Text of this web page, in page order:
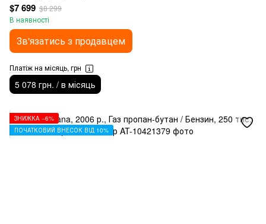
$7 699 $8 299
В наявності
Зв'язатись з продавцем
Платіж на місяць, грн
5 078 грн. / в місяць
ЗНИЖКА −6%
ПОЧАТКОВИЙ ВНЕСОК ВІД 10%